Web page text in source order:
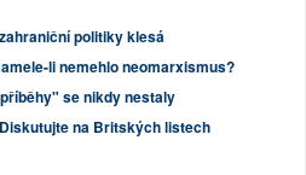
politiky klesá
li nemehlo neomarxismus?
se nikdy nestaly
Diskutujte na Britských listech